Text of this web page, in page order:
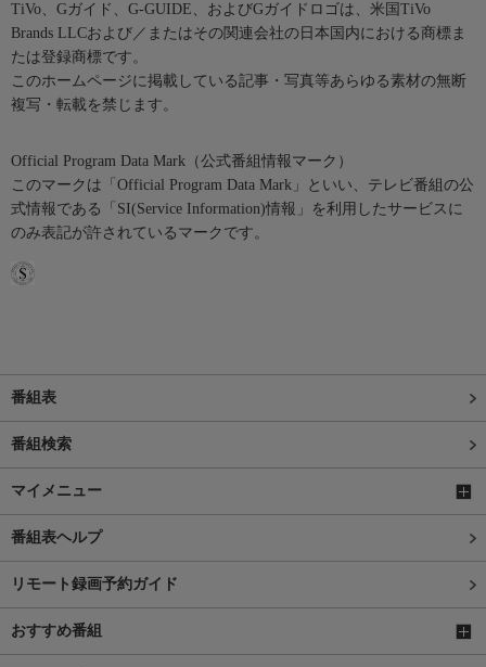
TiVo、Gガイド、G-GUIDE、およびGガイドロゴは、米国TiVo
Brands LLCおよび／またはその関連会社の日本国内における商標ま
たは登録商標です。
このホームページに掲載している記事・写真等あらゆる素材の無断
複写・転載を禁じます。
Official Program Data Mark（公式番組情報マーク）
このマークは「Official Program Data Mark」といい、テレビ番組の公
式情報である「SI(Service Information)情報」を利用したサービスに
のみ表記が許されているマークです。
番組表
番組検索
マイメニュー
番組表ヘルプ
リモート録画予約ガイド
おすすめ番組